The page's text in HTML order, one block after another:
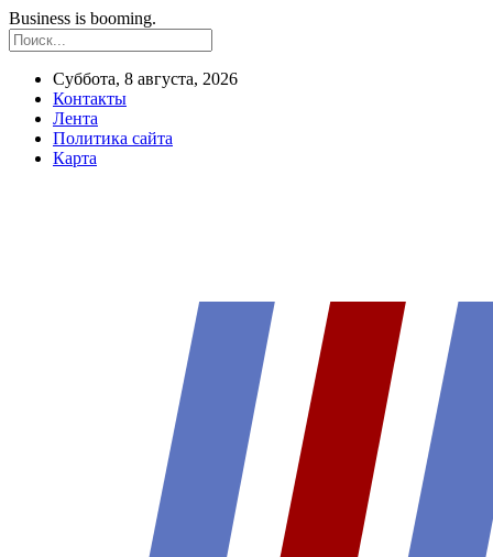
Business is booming.
Суббота, 8 августа, 2026
Контакты
Лента
Политика сайта
Карта